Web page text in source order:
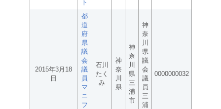
ト
2015年3月18
日
都
道
府
県
議
会
議
員
マ
ニ
フ
石川
たく
み
神
奈
川
県
神
奈
川
県
三
浦
市
神
奈
川
県
議
会
議
員
三
浦
0000000032